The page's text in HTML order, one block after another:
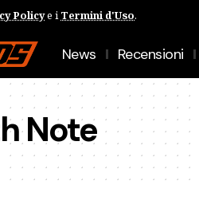
Policye i Termini d'Uso.
News Recensioni
Note